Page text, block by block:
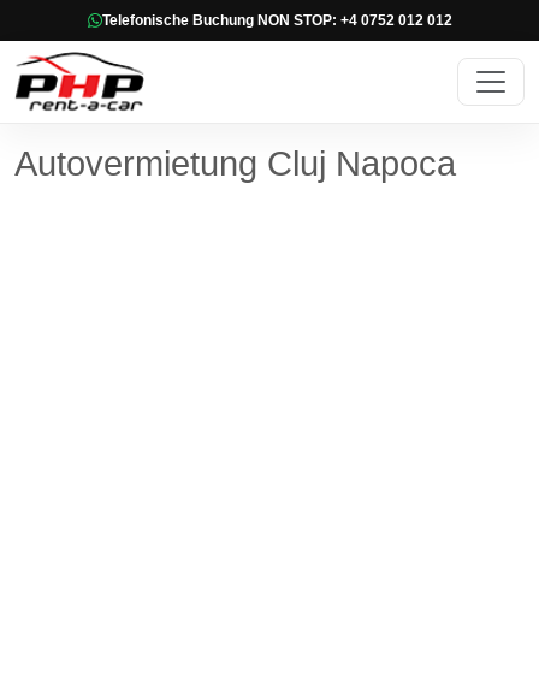
Telefonische Buchung NON STOP: +4 0752 012 012
Autovermietung Cluj Napoca